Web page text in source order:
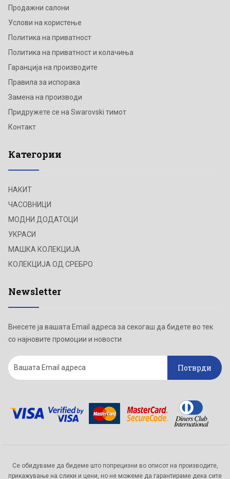
Продажни салони
Услови на користење
Политика на приватност
Политика на приватност и колачиња
Гаранција на производите
Правила за испорака
Замена на производи
Придружете се на Swarovski тимот
Контакт
Категории
НАКИТ
ЧАСОВНИЦИ
МОДНИ ДОДАТОЦИ
УКРАСИ
МАШКА КОЛЕКЦИЈА
КОЛЕКЦИЈА ОД СРЕБРО
Newsletter
Внесете ја вашата Email адреса за секогаш да бидете во тек
со најновите промоции и новости
Потврди
Се обидуваме да бидеме што попрецизни во описот на производите,
прикажување на слики и цени, но не можеме да гарантираме дека сите